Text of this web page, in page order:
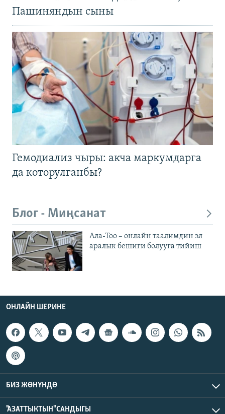
Пашиняндын сыны
Гемодиализ чыры: акча маркумдарга
да которулганбы?
Блог - Миңсанат
Ала-Тоо – онлайн таалимдин эл
аралык бешиги болууга тийиш
ОНЛАЙН ШЕРИНЕ
БИЗ ЖӨНҮНДӨ
"АЗАТТЫКТЫН" САНДЫГЫ